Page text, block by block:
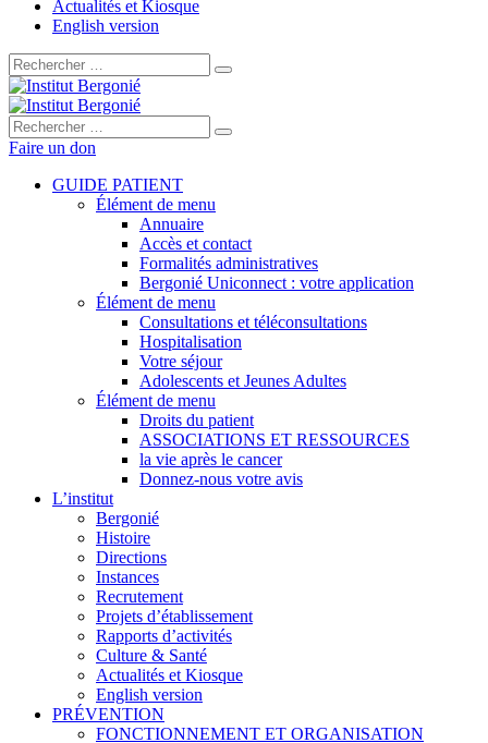
Actualités et Kiosque
English version
Rechercher :
Rechercher :
Faire un don
GUIDE PATIENT
Élément de menu
Annuaire
Accès et contact
Formalités administratives
Bergonié Uniconnect : votre application
Élément de menu
Consultations et téléconsultations
Hospitalisation
Votre séjour
Adolescents et Jeunes Adultes
Élément de menu
Droits du patient
ASSOCIATIONS ET RESSOURCES
la vie après le cancer
Donnez-nous votre avis
L’institut
Bergonié
Histoire
Directions
Instances
Recrutement
Projets d’établissement
Rapports d’activités
Culture & Santé
Actualités et Kiosque
English version
PRÉVENTION
FONCTIONNEMENT ET ORGANISATION